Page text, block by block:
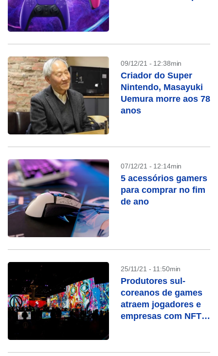
09/12/21 - 12:38min
Criador do Super
Nintendo, Masayuki
Uemura morre aos 78
anos
07/12/21 - 12:14min
5 acessórios gamers
para comprar no fim
de ano
25/11/21 - 11:50min
Produtores sul-
coreanos de games
atraem jogadores e
empresas com NFTs